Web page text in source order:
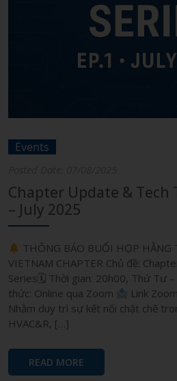
Events
Chapter Update & Tech
– July 2025
THÔNG BÁO BUỔI HỌP HẰNG
VIETNAM CHAPTER Chủ đề:
Series🗓 Thời gian: 20h00, Thứ Tư
thức: Online qua Zoom
Link
Nhằm duy trì sự kết nối chặt chẽ
HVAC&R, […]
READ MORE